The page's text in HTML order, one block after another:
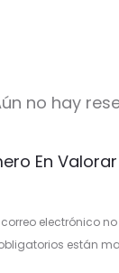
no hay
En
electrónico
están